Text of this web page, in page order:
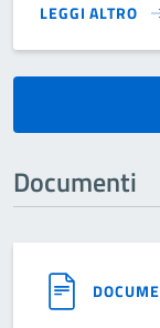
LEGGI ALTRO
}
Documenti